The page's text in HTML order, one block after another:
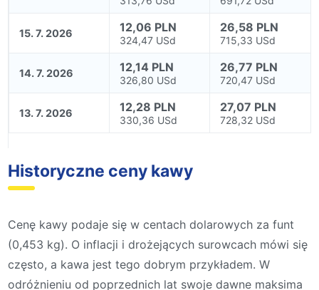
15. 7. 2026 12,06 PLN
324,47 USd
26,58 PLN
715,33 USd
14. 7. 2026 12,14 PLN
326,80 USd
26,77 PLN
720,47 USd
13. 7. 2026 12,28 PLN
330,36 USd
27,07 PLN
728,32 USd
Historyczne ceny kawy
Cenę kawy podaje się w centach dolarowych za funt
(0,453 kg). O inflacji i drożejących surowcach mówi się
często, a kawa jest tego dobrym przykładem. W
odróżnieniu od poprzednich lat swoje dawne maksima